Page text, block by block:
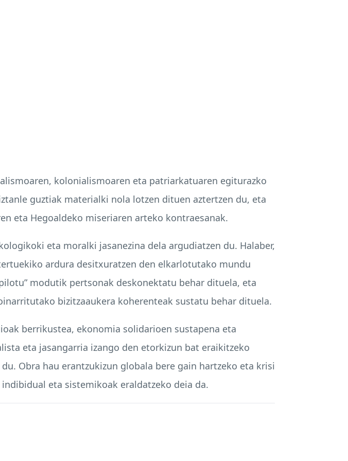
kolonialismoaren eta patriarkatuaren egiturazko
guztiak materialki nola lotzen dituen aztertzen du, eta
eta Hegoaldeko miseriaren arteko kontraesanak.
eta moralki jasanezina dela argudiatzen du. Halaber,
ardura desitxuratzen den elkarlotutako mundu
modutik pertsonak deskonektatu behar dituela, eta
bizitzaaukera koherenteak sustatu behar dituela.
berrikustea, ekonomia solidarioen sustapena eta
eta jasangarria izango den etorkizun bat eraikitzeko
Obra hau erantzukizun globala bere gain hartzeko eta krisi
eta sistemikoak eraldatzeko deia da.